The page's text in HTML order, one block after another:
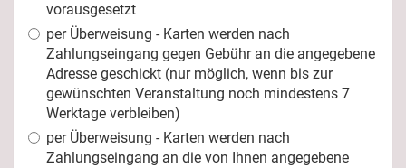
vorausgesetzt
per Überweisung - Karten werden nach
Zahlungseingang gegen Gebühr an die angegebene
Adresse geschickt (nur möglich, wenn bis zur
gewünschten Veranstaltung noch mindestens 7
Werktage verbleiben)
per Überweisung - Karten werden nach
Zahlungseingang an die von Ihnen angegebene